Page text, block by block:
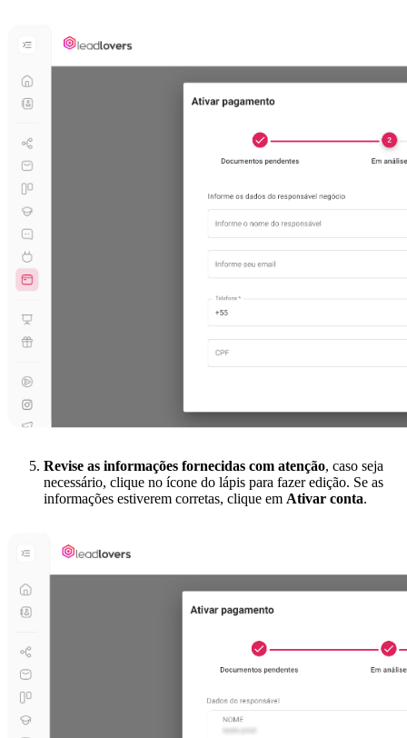
Revise as informações fornecidas com atenção, caso seja
necessário, clique no ícone do lápis para fazer edição. Se as
informações estiverem corretas, clique em Ativar conta.